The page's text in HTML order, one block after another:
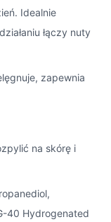
Idealnie
łączy nuty
zapewnia
na skórę i
40 Hydrogenated